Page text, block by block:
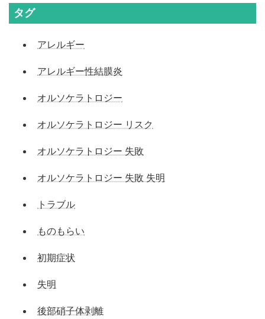
タグ
アレルギー
アレルギー性結膜炎
オルソケラトロジー
オルソケラトロジー リスク
オルソケラトロジー 失敗
オルソケラトロジー 失敗 失明
トラブル
ものもらい
初期症状
失明
後部硝子体剥離